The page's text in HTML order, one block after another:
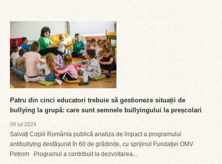
Patru din cinci educatori trebuie să gestioneze situații de
bullying la grupă: care sunt semnele bullyingului la preșcolari
09 Iul 2024
Salvați Copiii România publică analiza de impact a programului
antibullying desfășurat în 60 de grădinițe, cu sprijinul Fundației OMV
Petrom Programul a contribuit la dezvoltarea...